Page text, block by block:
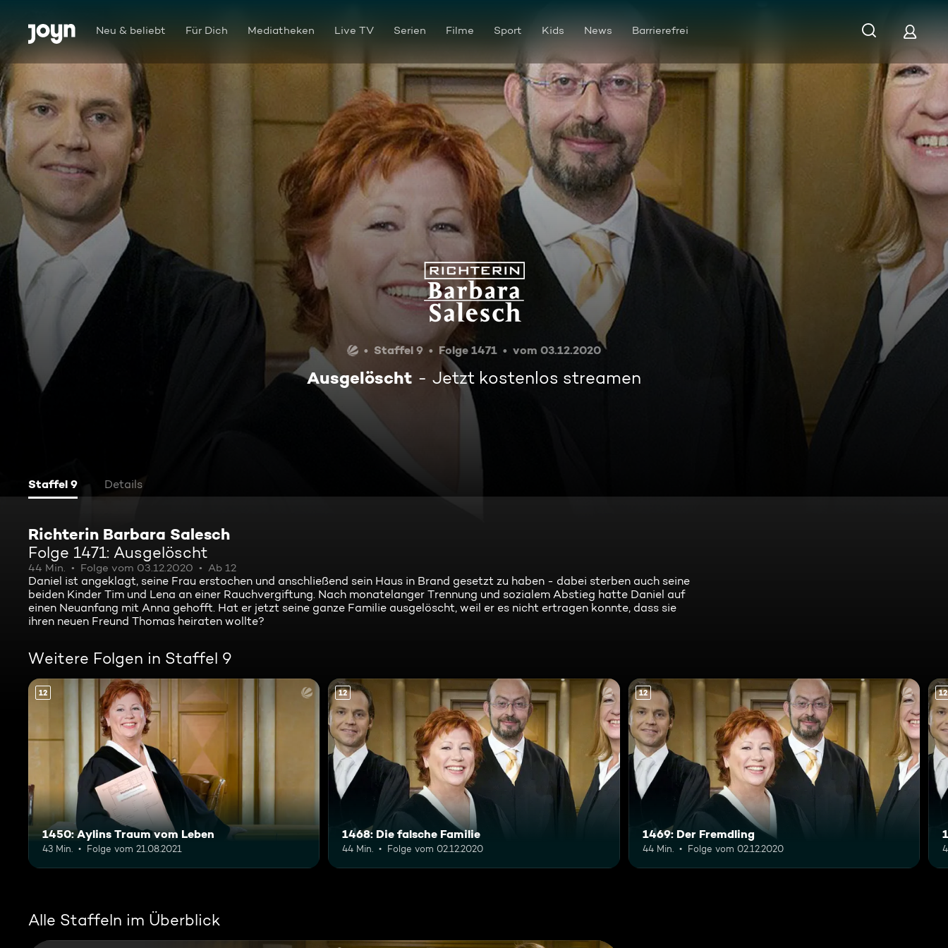
Zum Inhalt springen
Barrierefrei Neu & beliebt Für Dich Mediatheken Live TV Serien Filme Sport Kids News Barrierefrei
Ausgelöscht
Staffel 9 Folge 1471 vom 03.12.2020
Ausgelöscht Jetzt kostenlos streamen
Staffel 9 Details
Richterin Barbara Salesch
Folge 1471: Ausgelöscht
44 Min. Folge vom 03.12.2020 Ab 12
Daniel ist angeklagt, seine Frau erstochen und anschließend sein Haus in Brand gesetzt zu haben - dabei sterben auch seine
beiden Kinder Tim und Lena an einer Rauchvergiftung. Nach monatelanger Trennung und sozialem Abstieg hatte Daniel auf
einen Neuanfang mit Anna gehofft. Hat er jetzt seine ganze Familie ausgelöscht, weil er es nicht ertragen konnte, dass sie
ihren neuen Freund Thomas heiraten wollte?
Weitere Folgen in Staffel 9
12
1450: Aylins Traum vom Leben
43 Min. Folge vom 21.08.2021
12
1468: Die falsche Familie
44 Min. Folge vom 02.12.2020
12
1469: Der Fremdling
44 Min. Folge vom 02.12.2020
12
Alle Staffeln im Überblick